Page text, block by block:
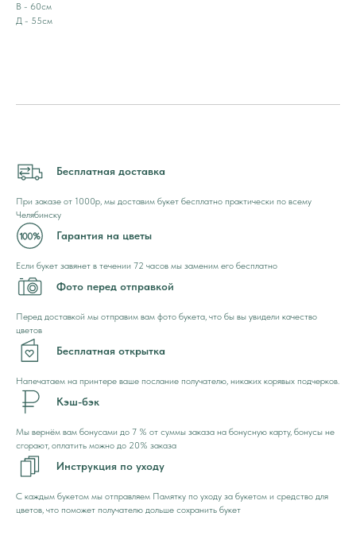
В - 60см
Д - 55см
Бесплатная доставка
При заказе от 1000р, мы доставим букет бесплатно практически по всему
Челябинску
Гарантия на цветы
Если букет завянет в течении 72 часов мы заменим его бесплатно
Фото перед отправкой
Перед доставкой мы отправим вам фото букета, что бы вы увидели качество
цветов
Бесплатная открытка
Напечатаем на принтере ваше послание получателю, никаких корявых подчерков.
Кэш-бэк
Мы вернём вам бонусами до 7 % от суммы заказа на бонусную карту, бонусы не
сгорают, оплатить можно до 20% заказа
Инструкция по уходу
С каждым букетом мы отправляем Памятку по уходу за букетом и средство для
цветов, что поможет получателю дольше сохранить букет